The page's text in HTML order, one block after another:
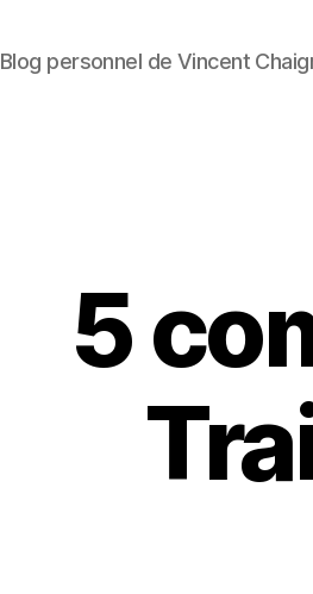
Blog personnel de Vincent
5